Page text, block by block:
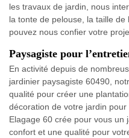
les travaux de jardin, nous
la tonte de pelouse, la taille
pouvez nous confier votre
Paysagiste pour
En activité depuis de
jardinier paysagiste 60490,
qualité pour créer une
décoration de votre jardin
Elagage 60 crée pour vous un
confort et une qualité pour